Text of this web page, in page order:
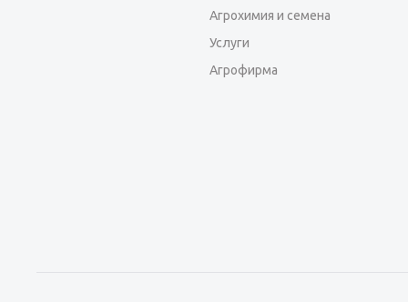
Агрохимия и семена
Услуги
Агрофирма